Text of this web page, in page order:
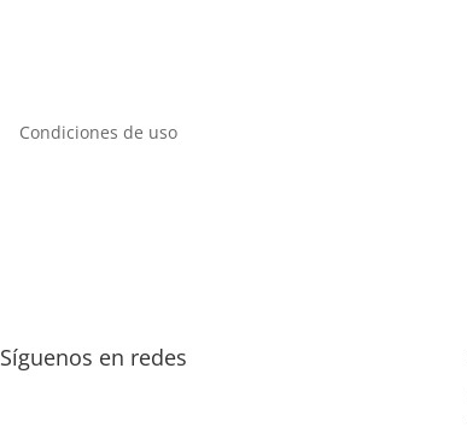
Condiciones de uso
Síguenos en redes